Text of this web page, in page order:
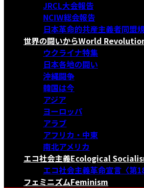
JRCL大会報告
NCIW総会報告
日本革命的共産主義者同盟
世界の闘いからWorld
ウクライナ特集
日本各地の闘い
沖縄闘争
韓国は今
アジア
ヨーロッパ
アラブ
アフリカ・中東
南北アメリカ
エコ社会主義Ecological
エコ社会主義革命宣言〈第
フェミニズムFeminism